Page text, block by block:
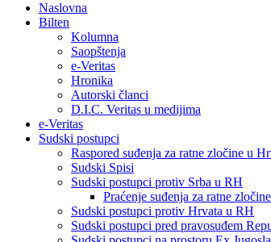
Naslovna
Bilten
Kolumna
Saopštenja
e-Veritas
Hronika
Autorski članci
D.I.C. Veritas u medijima
e-Veritas
Sudski postupci
Raspored suđenja za ratne zločine u
Sudski Spisi
Sudski postupci protiv Srba u RH
Praćenje suđenja za ratne
Sudski postupci protiv Hrvata u RH
Sudski postupci pred pravosuđem